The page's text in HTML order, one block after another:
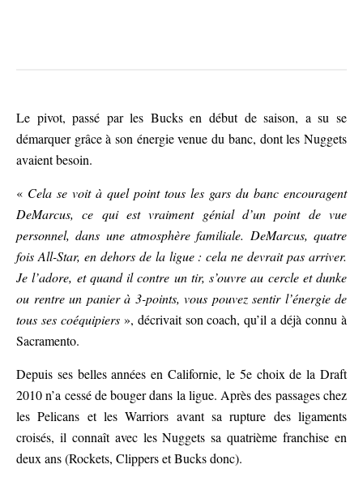
Le pivot, passé par les Bucks en début de saison, a su se
démarquer grâce à son énergie venue du banc, dont les Nuggets
avaient besoin.
« Cela se voit à quel point tous les gars du banc encouragent
DeMarcus, ce qui est vraiment génial d’un point de vue
personnel, dans une atmosphère familiale. DeMarcus, quatre
fois All-Star, en dehors de la ligue : cela ne devrait pas arriver.
Je l’adore, et quand il contre un tir, s’ouvre au cercle et dunke
ou rentre un panier à 3-points, vous pouvez sentir l’énergie de
tous ses coéquipiers», décrivait son coach, qu’il a déjà connu à
Sacramento.
Depuis ses belles années en Californie, le 5e choix de la Draft
2010 n’a cessé de bouger dans la ligue. Après des passages chez
les Pelicans et les Warriors avant sa rupture des ligaments
croisés, il connaît avec les Nuggets sa quatrième franchise en
deux ans (Rockets, Clippers et Bucks donc).